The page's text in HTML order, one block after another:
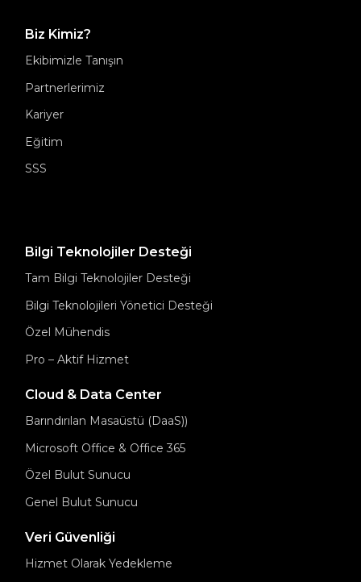
Biz Kimiz?
Ekibimizle Tanışın
Partnerlerimiz
Kariyer
Eğitim
SSS
Bilgi Teknolojiler Desteği
Tam Bilgi Teknolojiler Desteği
Bilgi Teknolojileri Yönetici Desteği
Özel Mühendis
Pro – Aktif Hizmet
Cloud & Data Center
Barındırılan Masaüstü (DaaS))
Microsoft Office & Office 365
Özel Bulut Sunucu
Genel Bulut Sunucu
Veri Güvenliği
Hizmet Olarak Yedekleme